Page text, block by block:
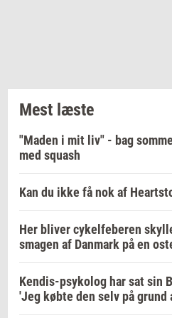
Mest læste
"Maden i mit liv" - bag
med squash
Kan du ikke få nok af
Her bliver cykelfeberen
smagen af Danmark på en
Kendis-psykolog har sat sin
'Jeg købte den selv på